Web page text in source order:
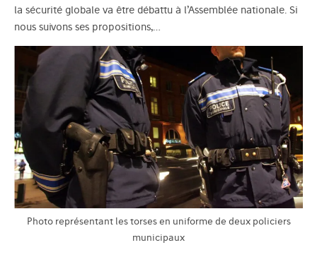
la sécurité globale va être débattu à l’Assemblée nationale. Si
nous suivons ses propositions,…
Photo représentant les torses en uniforme de deux policiers
municipaux